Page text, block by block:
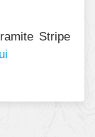
Stripe